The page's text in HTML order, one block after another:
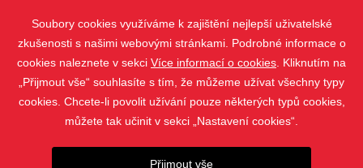
PRODUKTY
Soubory cookies využíváme k zajištění nejlepší uživatelské
zkušenosti s našimi webovými stránkami. Podrobné informace o
cookies naleznete v sekci Více informací o cookies . Kliknutím na
„Přijmout vše“ souhlasíte s tím, že můžeme užívat všechny typy
cookies. Chcete-li povolit užívání pouze některých typů cookies,
můžete tak učinit v sekci „Nastavení cookies“.
Přijmout vše